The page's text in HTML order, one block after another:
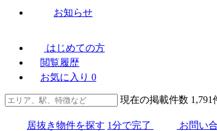
お知らせ
はじめての方
閲覧履歴
お気に入り 0
現在の掲載件数 1,791
居抜き物件を探す 1分で完了 お問い